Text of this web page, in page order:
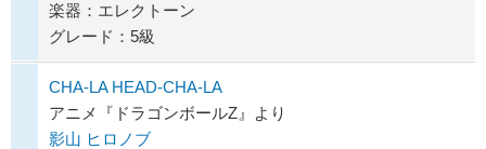
楽器：エレクトーン
グレード：5級
CHA-LA HEAD-CHA-LA
アニメ『ドラゴンボールZ』より
影山 ヒロノブ